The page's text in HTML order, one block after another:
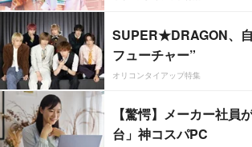
SUPER★DRAGON、
フューチャー”
オリコンタイアップ特集
【驚愕】メーカー社員
台」神コスパPC